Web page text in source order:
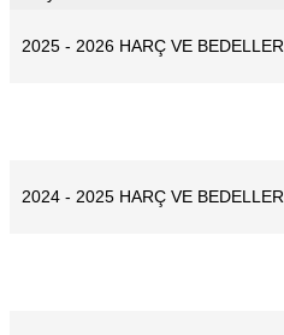
2025 - 2026 HARÇ VE BEDELLER
2024 - 2025 HARÇ VE BEDELLER